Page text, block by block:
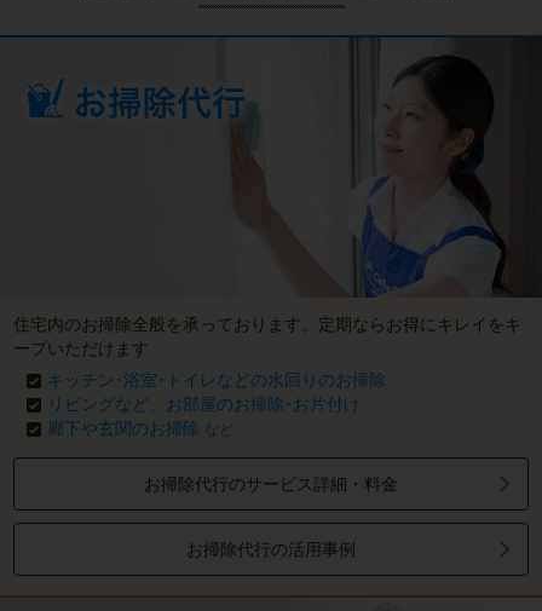
住宅内のお掃除全般を承っております。定期ならお得にキレイをキ
ープいただけます
キッチン･浴室･トイレなどの水回りのお掃除
リビングなど、お部屋のお掃除･お片付け
廊下や玄関のお掃除 など
お掃除代行のサービス詳細・料金
お掃除代行の活用事例